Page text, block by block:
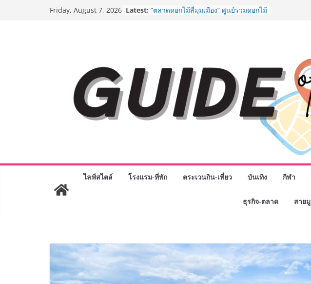
Friday, August 7, 2026 Latest: “BIO TRADE CONNECT 2026” ยก
และของขวัญต้อนรับวันแม่ เปิดให้
บริการทุกวันตลอด 24 ชั่วโมง
ครั้งแรกของไทย ส่งอุปกรณ์วิทยาศาสตร์
“CE-7 MATCH” ฝีมือคนไทย ร่วมภารกิจ
สำรวจดวงจันทร์ 24 สิงหาคมนี้
8.8 “ซูเลียน” รวมพลังนักธุรกิจทั่ว
ยาวนานกว่า 20 ปี ต่อยอดเสิร์ฟความ
อร่อย ยกเมนูระดับตำนาน “ข้าวหน้าไก่
ไลฟ์สไตล์ โรงแรม-ที่พัก ตระเวนกิน-เที่ยว บันเทิง กีฬา
ธุรกิจ-ตลาด สายมู